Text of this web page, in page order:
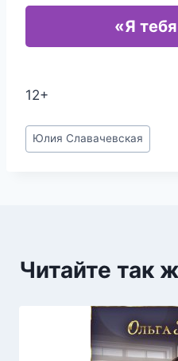
«Я
12+
Метки
записи:
Юлия Славачевская
Читайте так